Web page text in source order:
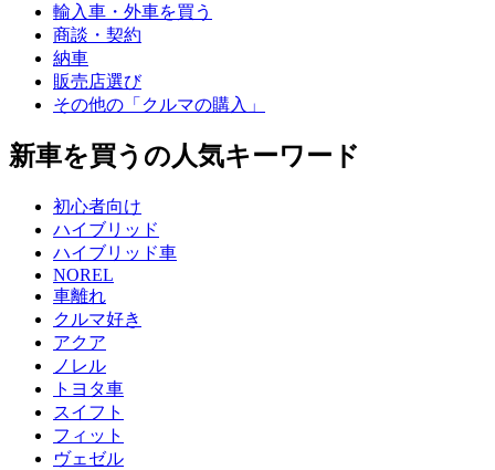
輸入車・外車を買う
商談・契約
納車
販売店選び
その他の「クルマの購入」
新車を買うの人気キーワード
初心者向け
ハイブリッド
ハイブリッド車
NOREL
車離れ
クルマ好き
アクア
ノレル
トヨタ車
スイフト
フィット
ヴェゼル